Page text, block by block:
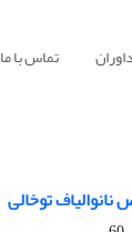
داوران تماس با ما
توخالی